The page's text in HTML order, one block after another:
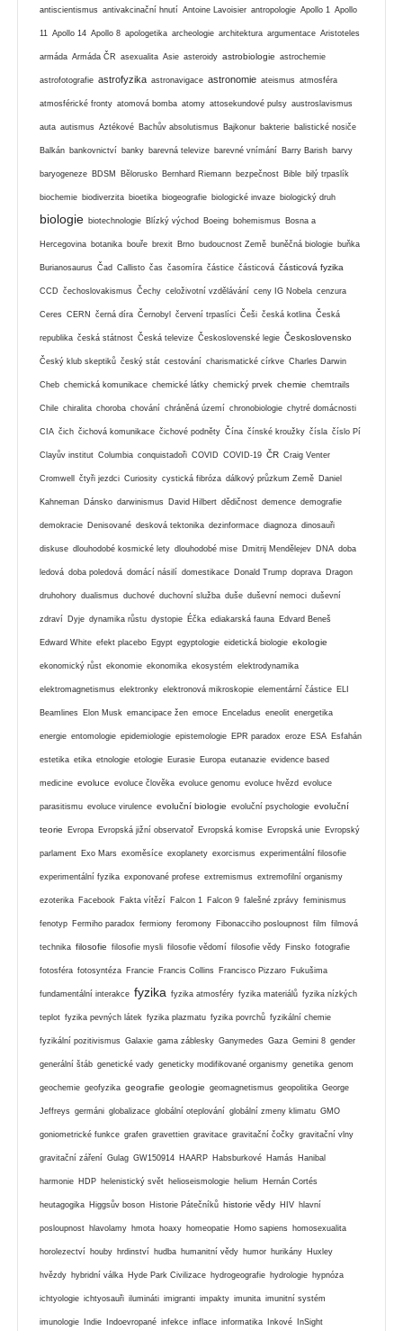
antiscientismus antivakcinační hnutí Antoine Lavoisier antropologie Apollo 1 Apollo
11 Apollo 14 Apollo 8 apologetika archeologie architektura argumentace Aristoteles
armáda Armáda ČR asexualita Asie asteroidy astrobiologie astrochemie
astrofotografie astrofyzika astronavigace astronomie ateismus atmosféra
atmosférické fronty atomová bomba atomy attosekundové pulsy austroslavismus
auta autismus Aztékové Bachův absolutismus Bajkonur bakterie balistické nosiče
Balkán bankovnictví banky barevná televize barevné vnímání Barry Barish barvy
baryogeneze BDSM Bělorusko Bernhard Riemann bezpečnost Bible bilý trpaslík
biochemie biodiverzita bioetika biogeografie biologické invaze biologický druh
biologie biotechnologie Blízký východ Boeing bohemismus Bosna a
Hercegovina botanika bouře brexit Brno budoucnost Země buněčná biologie buňka
Burianosaurus Čad Callisto čas časomíra částice částicová částicová fyzika
CCD čechoslovakismus Čechy celoživotní vzdělávání ceny IG Nobela cenzura
Ceres CERN černá díra Černobyl červení trpaslíci Češi česká kotlina Česká
republika česká státnost Česká televize Československé legie Československo
Český klub skeptiků český stát cestování charismatické církve Charles Darwin
Cheb chemická komunikace chemické látky chemický prvek chemie chemtrails
Chile chiralita choroba chování chráněná území chronobiologie chytré domácnosti
CIA čich čichová komunikace čichové podněty Čína čínské kroužky čísla číslo Pí
Clayův institut Columbia conquistadoři COVID COVID-19 ČR Craig Venter
Cromwell čtyři jezdci Curiosity cystická fibróza dálkový průzkum Země Daniel
Kahneman Dánsko darwinismus David Hilbert dědičnost demence demografie
demokracie Denisované desková tektonika dezinformace diagnoza dinosauři
diskuse dlouhodobé kosmické lety dlouhodobé mise Dmitrij Mendělejev DNA doba
ledová doba poledová domácí násilí domestikace Donald Trump doprava Dragon
druhohory dualismus duchové duchovní služba duše duševní nemoci duševní
zdraví Dyje dynamika růstu dystopie Éčka ediakarská fauna Edvard Beneš
Edward White efekt placebo Egypt egyptologie eidetická biologie ekologie
ekonomický růst ekonomie ekonomika ekosystém elektrodynamika
elektromagnetismus elektronky elektronová mikroskopie elementární částice ELI
Beamlines Elon Musk emancipace žen emoce Enceladus eneolit energetika
energie entomologie epidemiologie epistemologie EPR paradox eroze ESA Esfahán
estetika etika etnologie etologie Eurasie Europa eutanazie evidence based
medicine evoluce evoluce člověka evoluce genomu evoluce hvězd evoluce
parasitismu evoluce virulence evoluční biologie evoluční psychologie evoluční
teorie Evropa Evropská jižní observatoř Evropská komise Evropská unie Evropský
parlament Exo Mars exoměsíce exoplanety exorcismus experimentální filosofie
experimentální fyzika exponované profese extremismus extremofilní organismy
ezoterika Facebook Fakta vítězí Falcon 1 Falcon 9 falešné zprávy feminismus
fenotyp Fermiho paradox fermiony feromony Fibonacciho posloupnost film filmová
technika filosofie filosofie mysli filosofie vědomí filosofie vědy Finsko fotografie
fotosféra fotosyntéza Francie Francis Collins Francisco Pizzaro Fukušima
fundamentální interakce fyzika fyzika atmosféry fyzika materiálů fyzika nízkých
teplot fyzika pevných látek fyzika plazmatu fyzika povrchů fyzikální chemie
fyzikální pozitivismus Galaxie gama záblesky Ganymedes Gaza Gemini 8 gender
generální štáb genetické vady geneticky modifikované organismy genetika genom
geochemie geofyzika geografie geologie geomagnetismus geopolitika George
Jeffreys germáni globalizace globální oteplování globální zmeny klimatu GMO
goniometrické funkce grafen gravettien gravitace gravitační čočky gravitační vlny
gravitační záření Gulag GW150914 HAARP Habsburkové Hamás Hanibal
harmonie HDP helenistický svět helioseismologie helium Hernán Cortés
heutagogika Higgsův boson Historie Pátečníků historie vědy HIV hlavní
posloupnost hlavolamy hmota hoaxy homeopatie Homo sapiens homosexualita
horolezectví houby hrdinství hudba humanitní vědy humor hurikány Huxley
hvězdy hybridní válka Hyde Park Civilizace hydrogeografie hydrologie hypnóza
ichtyologie ichtyosauři ilumináti imigranti impakty imunita imunitní systém
imunologie Indie Indoevropané infekce inflace informatika Inkové InSight